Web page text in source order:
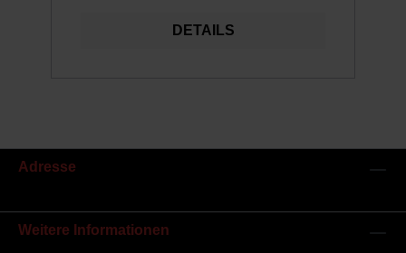
DETAILS
Adresse
Weitere Informationen